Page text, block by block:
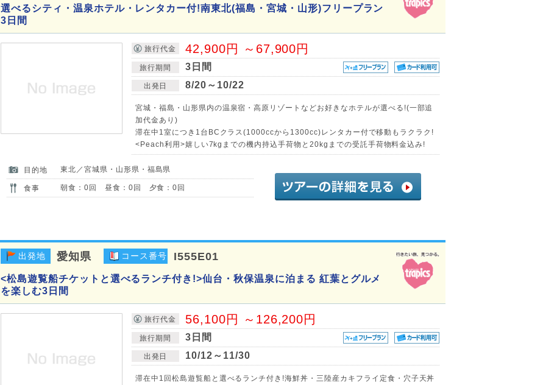
選べるシティ・温泉ホテル・レンタカー付!南東北(福島・宮城・山形)フリープラン
3日間
旅行代金 42,900円 ～67,900円
旅行期間 3日間
出発日 8/20～10/22
宮城・福島・山形県内の温泉宿・高原リゾートなどお好きなホテルが選べる!(一部追
加代金あり)
滞在中1室につき1台BCクラス(1000ccから1300cc)レンタカー付で移動もラクラク!
<Peach利用>嬉しい7kgまでの機内持込手荷物と20kgまでの受託手荷物料金込み!
目的地 東北／宮城県・山形県・福島県
食事 朝食：0回 昼食：0回 夕食：0回
出発地 愛知県 コース番号 I555E01
<松島遊覧船チケットと選べるランチ付き!>仙台・秋保温泉に泊まる 紅葉とグルメ
を楽しむ3日間
旅行代金 56,100円 ～126,200円
旅行期間 3日間
出発日 10/12～11/30
滞在中1回松島遊覧船と選べるランチ付き!海鮮丼・三陸産カキフライ定食・穴子天丼